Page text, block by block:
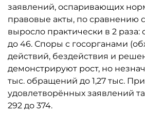
заявлений, оспаривающих
правовые акты, по сравнению
выросло практически в 2
до 46. Споры с госорганами
действий, бездействия и
демонстрируют рост, но
тыс. обращений до 1,27 тыс.
удовлетворённых заявлений
292 до 374.